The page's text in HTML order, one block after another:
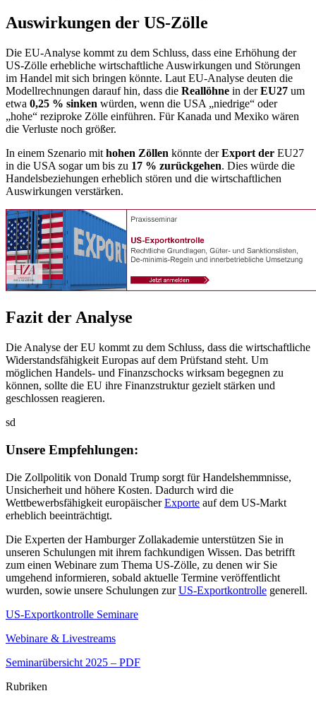
Auswirkungen der US-Zölle
Die EU-Analyse kommt zu dem Schluss, dass eine Erhöhung der
US-Zölle erhebliche wirtschaftliche Auswirkungen und Störungen
im Handel mit sich bringen könnte. Laut EU-Analyse deuten die
Modellrechnungen darauf hin, dass die Reallöhne in derEU27 um
etwa 0,25 % sinken würden, wenn die USA „niedrige“ oder
„hohe“ reziproke Zölle einführen. Für Kanada und Mexiko wären
die Verluste noch größer.
In einem Szenario mit hohen Zöllen könnte derExport der EU27
in die USA sogar um bis zu 17 % zurückgehen. Dies würde die
Handelsbeziehungen erheblich stören und die wirtschaftlichen
Auswirkungen verstärken.
Fazit der Analyse
Die Analyse der EU kommt zu dem Schluss, dass die wirtschaftliche
Widerstandsfähigkeit Europas auf dem Prüfstand steht. Um
möglichen Handels- und Finanzschocks wirksam begegnen zu
können, sollte die EU ihre Finanzstruktur gezielt stärken und
geschlossen reagieren.
sd
Unsere Empfehlungen:
Die Zollpolitik von Donald Trump sorgt für Handelshemmnisse,
Unsicherheit und höhere Kosten. Dadurch wird die
Wettbewerbsfähigkeit europäischerExporte auf dem US-Markt
erheblich beeinträchtigt.
Die Experten der Hamburger Zollakademie unterstützen Sie in
unseren Schulungen mit ihrem fachkundigen Wissen. Das betrifft
zum einen Webinare zum Thema US-Zölle, zu denen wir Sie
umgehend informieren, sobald aktuelle Termine veröffentlicht
wurden, sowie unsere Schulungen zurUS-Exportkontrolle generell.
US-Exportkontrolle Seminare
Webinare & Livestreams
Seminarübersicht 2025 – PDF
Rubriken